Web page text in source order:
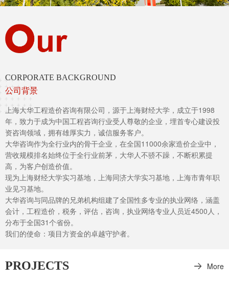
CORPORATE BACKGROUND
公司背景
上海大华工程造价咨询有限公司，源于上海财经大学，成立于1998
年，致力于成为中国工程咨询行业受人尊敬的企业，埋首专心建设投
资咨询领域，拥有雄厚实力，诚信服务客户。
大华咨询作为全行业内的骨干企业，在全国11000余家造价企业中，
营收规模排名始终位于全行业前茅，大华人不骄不躁，不断积累提
高，为客户创造价值。
现为上海财经大学实习基地，上海同济大学实习基地，上海市青年职
业见习基地。
大华咨询与同品牌的兄弟机构组建了全国性多专业的执业网络，涵盖
会计，工程造价，税务，评估，咨询，执业网络专业人员近4500人，
分布于全国31个省份。
我们的使命：项目方资金的卓越守护者。
PROJECTS More